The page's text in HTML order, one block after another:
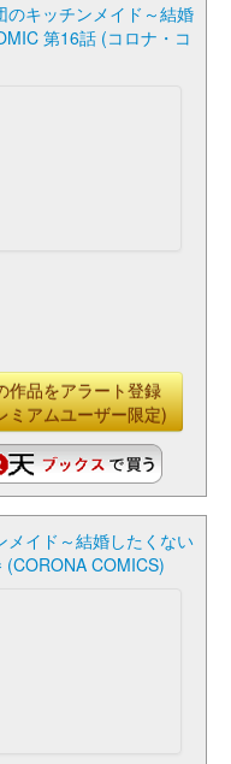
のキッチンメイド～結婚
第16話 (コロナ・コ
作品をアラート登録
ミアムユーザー限定)
メイド～結婚したくない
COMICS)